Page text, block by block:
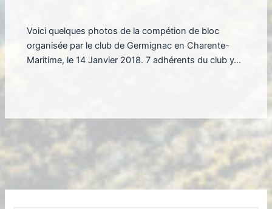
Voici quelques photos de la compétion de bloc
organisée par le club de Germignac en Charente-
Maritime, le 14 Janvier 2018. 7 adhérents du club y…